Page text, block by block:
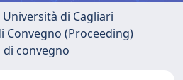
di Cagliari
(Proceeding)
convegno